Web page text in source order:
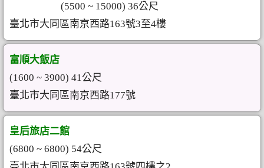
(5500 ~ 15000) 36公尺
臺北市大同區南京西路163號3至4樓
富順大飯店
(1600 ~ 3900) 41公尺
臺北市大同區南京西路177號
皇后旅店二館
(6800 ~ 6800) 54公尺